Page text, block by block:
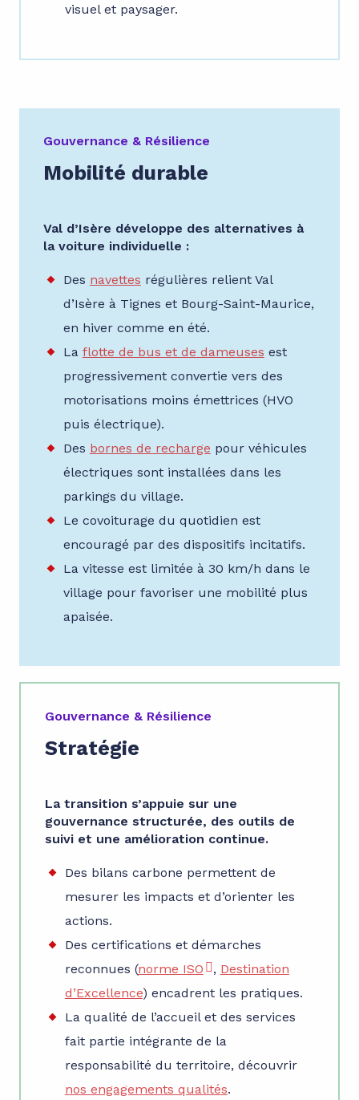
visuel et paysager.
Gouvernance & Résilience
Mobilité durable
Val d’Isère développe des alternatives à
la voiture individuelle :
Des navettes régulières relient Val
d’Isère à Tignes et Bourg-Saint-Maurice,
en hiver comme en été.
La flotte de bus et de dameuses est
progressivement convertie vers des
motorisations moins émettrices (HVO
puis électrique).
Des bornes de recharge pour véhicules
électriques sont installées dans les
parkings du village.
Le covoiturage du quotidien est
encouragé par des dispositifs incitatifs.
La vitesse est limitée à 30 km/h dans le
village pour favoriser une mobilité plus
apaisée.
Gouvernance & Résilience
Stratégie
La transition s’appuie sur une
gouvernance structurée, des outils de
suivi et une amélioration continue.
Des bilans carbone permettent de
mesurer les impacts et d’orienter les
actions.
Des certifications et démarches
reconnues (norme ISO , Destination
d’Excellence) encadrent les pratiques.
La qualité de l’accueil et des services
fait partie intégrante de la
responsabilité du territoire, découvrir
nos engagements qualités.